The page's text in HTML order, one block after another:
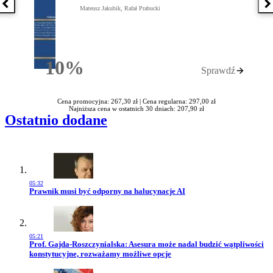
Poprzednia książka
10%Rabatu
Mateusz Jakubik, Rafał Prabucki
Sprawdź
Cena promocyjna: 267,30 zł | Cena regularna: 297,00 zł
Najniższa cena w ostatnich 30 dniach: 207,90 zł
Ostatnio dodane
05:32
Przejdź do artykułu:
Prawnik musi być odporny na halucynacje AI
05:21
Przejdź do artykułu:
Prof. Gajda-Roszczynialska: Asesura może nadal budzić wątpliwości
konstytucyjne, rozważamy możliwe opcje